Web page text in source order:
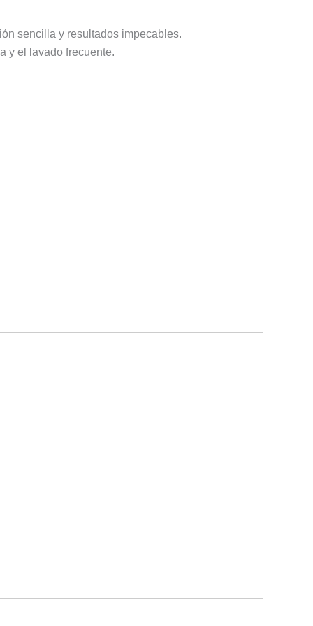
sencilla y resultados impecables.
y el lavado frecuente.